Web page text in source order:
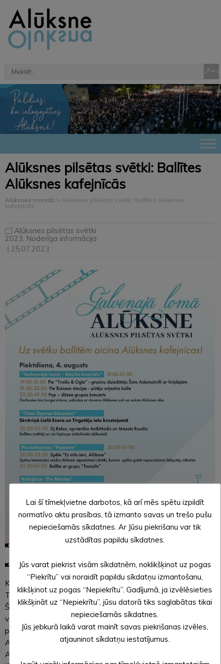
Alūksnes pilsētas svētki: Ballītes
Alūksnes kafejnīcās
Alūksnes novads > Alūksnes pilsētas svētki: Ballītes Alūksnes
kafejnīcās
Alūksnes pilsētas svētki
2023 Noderīga informācija
| 25.07.2023
Kas gan būtu Alūksnes pilsētas svētki bez ballēm!?
Tāpēc – ballītes būs!
Šogad svētku rīkotāji iesaistījuši arī Alūksnes kafejnīcas un
vairākas no tām atsaukušās svētku ballīšu rīkošanai
piektdienas, 4. augusta, vakarā.
Aicinām svētku dienās un vakaros apmeklēt arī citas
Alūksnes kafejnīcas un baudīt to piedāvājumu! Jo svētki ir
Lai šī tīmekļvietne darbotos, kā arī mēs spētu izpildīt
normatīvo aktu prasības, tā izmanto savas un trešo pušu
nepieciešamās sīkdatnes. Ar Jūsu piekrišanu var tik
uzstādītas papildu sīkdatnes.
Jūs varat piekrist visām sīkdatnēm, noklikšķinot uz pogas
“Piekrītu” vai noraidīt papildu sīkdatņu izmantošanu,
klikšķinot uz pogas “Nepiekrītu”. Gadījumā, ja izvēlēsieties
klikšķināt uz “Nepiekrītu”, jūsu datorā tiks saglabātas tikai
nepieciešamās sīkdatnes.
Jūs jebkurā laikā varat mainīt savas piekrišanas izvēles,
atjauninot sīkdatņu iestatījumus.